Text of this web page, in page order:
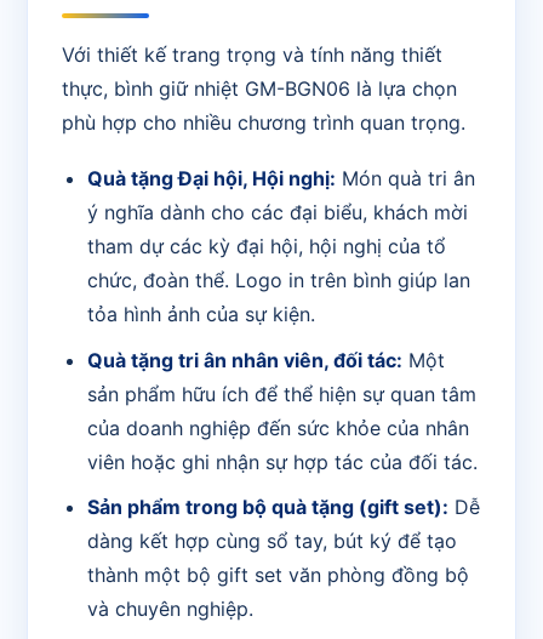
Với thiết kế trang trọng và tính năng thiết
thực, bình giữ nhiệt GM-BGN06 là lựa chọn
phù hợp cho nhiều chương trình quan trọng.
Quà tặng Đại hội, Hội nghị: Món quà tri ân
ý nghĩa dành cho các đại biểu, khách mời
tham dự các kỳ đại hội, hội nghị của tổ
chức, đoàn thể. Logo in trên bình giúp lan
tỏa hình ảnh của sự kiện.
Quà tặng tri ân nhân viên, đối tác: Một
sản phẩm hữu ích để thể hiện sự quan tâm
của doanh nghiệp đến sức khỏe của nhân
viên hoặc ghi nhận sự hợp tác của đối tác.
Sản phẩm trong bộ quà tặng (gift set): Dễ
dàng kết hợp cùng sổ tay, bút ký để tạo
thành một bộ gift set văn phòng đồng bộ
và chuyên nghiệp.